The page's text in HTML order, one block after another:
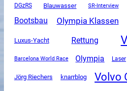
DGzRS Blauwasser SR-Interview
Bootsbau Olympia Klassen
Luxus-Yacht Rettung
Barcelona World Race Olympia Laser
Jörg Riechers knarrblog Volvo